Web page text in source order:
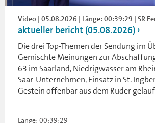
Video | 05.08.2026 | Länge: 00:39:29 | SR
aktueller bericht (05.08.2026)
Die drei Top-Themen der Sendung im
Gemischte Meinungen zur
63 im Saarland, Niedrigwasser am
Saar-Unternehmen, Einsatz in St.
Gestein offenbar aus dem Ruder
Länge: 00:39:29